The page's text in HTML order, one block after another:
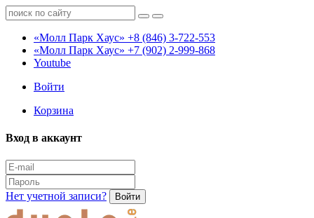
«Молл Парк Хаус» +8 (846) 3-722-553
«Молл Парк Хаус» +7 (902) 2-999-868
Youtube
Войти
Корзина
Вход в аккаунт
Нет учетной записи? Войти